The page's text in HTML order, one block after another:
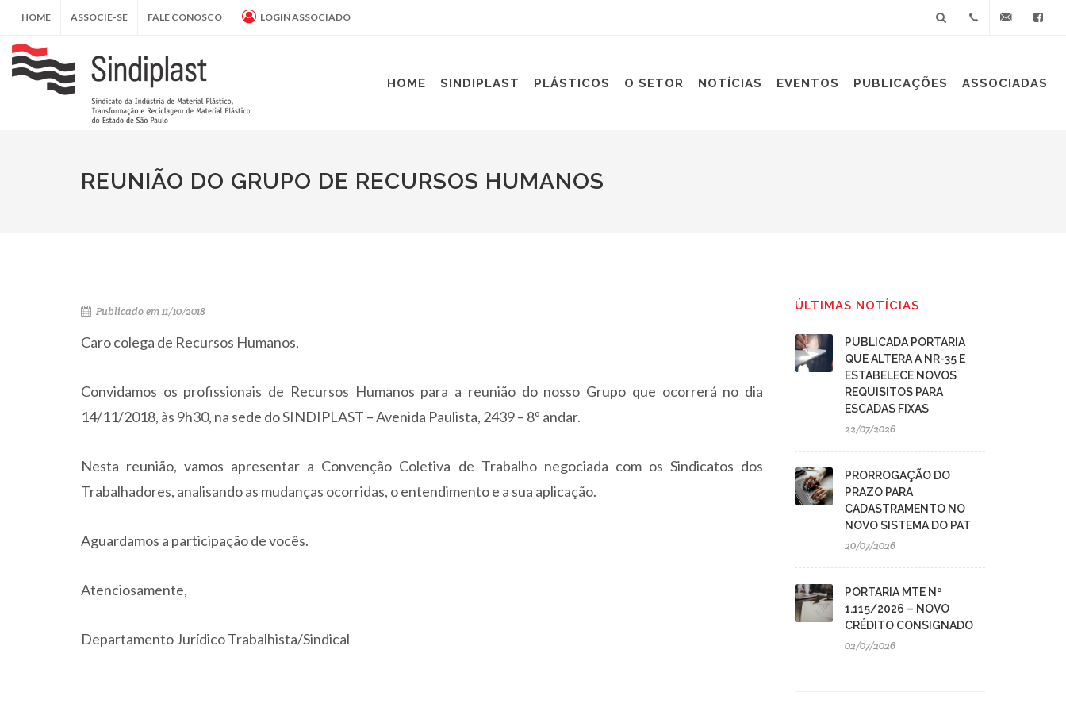
HOME ASSOCIE-SE FALE CONOSCO LOGIN ASSOCIADO
3060-
HOME SINDIPLAST PLÁSTICOS O SETOR NOTÍCIAS EVENTOS PUBLICAÇÕES ASSOCIADAS
REUNIÃO DO GRUPO DE RECURSOS HUMANOS
Publicado em 11/10/2018
Caro colega de Recursos Humanos,
Convidamos os profissionais de Recursos Humanos para a reunião do nosso Grupo que ocorrerá no dia
14/11/2018, às 9h30, na sede do SINDIPLAST – Avenida Paulista, 2439 – 8º andar.
Nesta reunião, vamos apresentar a Convenção Coletiva de Trabalho negociada com os Sindicatos dos
Trabalhadores, analisando as mudanças ocorridas, o entendimento e a sua aplicação.
Aguardamos a participação de vocês.
Atenciosamente,
Departamento Jurídico Trabalhista/Sindical
ÚLTIMAS NOTÍCIAS
PUBLICADA PORTARIA
QUE ALTERA A NR-35 E
ESTABELECE NOVOS
REQUISITOS PARA
ESCADAS FIXAS
22/07/2026
PRORROGAÇÃO DO
PRAZO PARA
CADASTRAMENTO NO
NOVO SISTEMA DO PAT
20/07/2026
PORTARIA MTE Nº
1.115/2026 – NOVO
CRÉDITO CONSIGNADO
02/07/2026